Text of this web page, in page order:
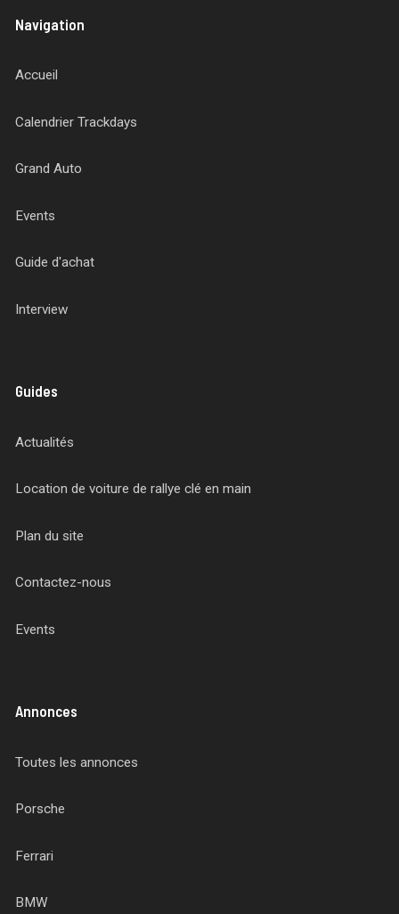
Navigation
Accueil
Calendrier Trackdays
Grand Auto
Events
Guide d'achat
Interview
Guides
Actualités
Location de voiture de rallye clé en main
Plan du site
Contactez-nous
Events
Annonces
Toutes les annonces
Porsche
Ferrari
BMW